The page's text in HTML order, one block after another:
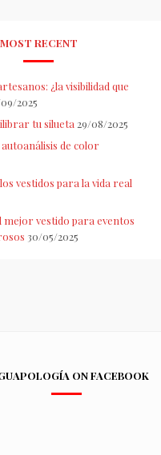
MOST RECENT
¿la visibilidad que
2025
tu silueta 29/08/2025
de color
vestidos para la vida real
mejor vestido para eventos
30/05/2025
ON FACEBOOK